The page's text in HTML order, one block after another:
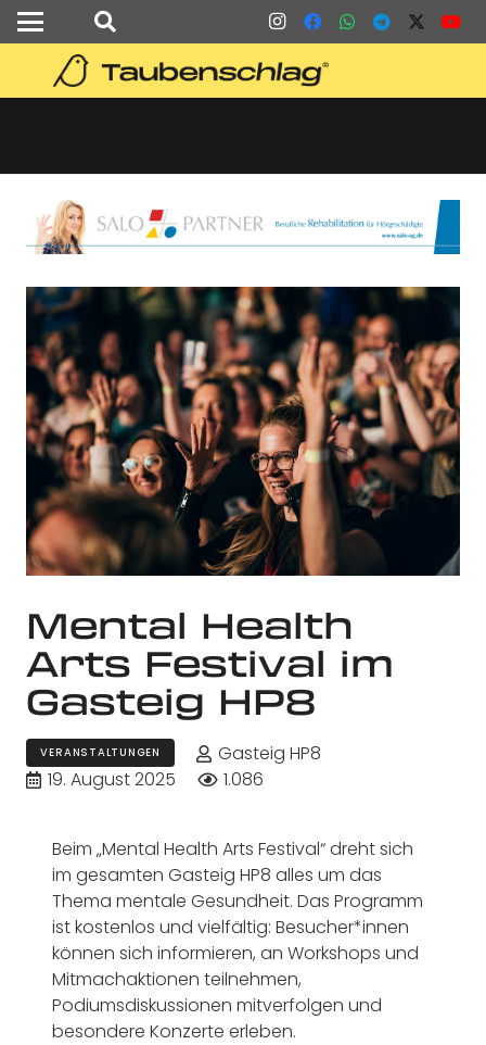
Mental Health
Arts Festival im
Gasteig HP8
VERANSTALTUNGEN
Gasteig HP8
19. August 2025
1.086
Beim „Mental Health Arts Festival“ dreht sich
im gesamten Gasteig HP8 alles um das
Thema mentale Gesundheit. Das Programm
ist kostenlos und vielfältig: Besucher*innen
können sich informieren, an Workshops und
Mitmachaktionen teilnehmen,
Podiumsdiskussionen mitverfolgen und
besondere Konzerte erleben.